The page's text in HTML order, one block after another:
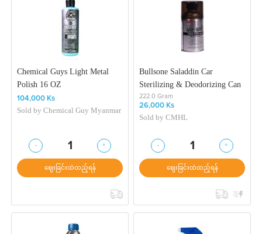
Chemical Guys Light Metal
Polish 16 OZ
104,000 Ks
Sold byChemical Guy Myanmar
- 1
+
ဈေးခြင်းထဲထည့်ရန်
Bullsone Saladdin Car
Sterilizing & Deodorizing Can
222.0 Gram
26,000 Ks
Sold byCMHL
- 1
+
ဈေးခြင်းထဲထည့်ရန်